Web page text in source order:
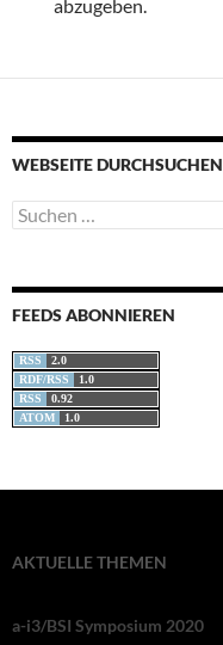
abzugeben.
WEBSEITE DURCHSUCHEN
Suchen
nach:
FEEDS ABONNIEREN
RSS
2.0
RDF/RSS
1.0
RSS
0.92
ATOM
1.0
AKTUELLE THEMEN
a-i3/BSI Symposium 2020